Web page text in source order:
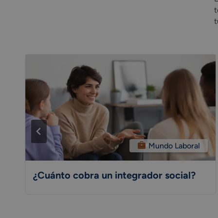
Mundo Laboral
¿Cuánto cobra un integrador social?